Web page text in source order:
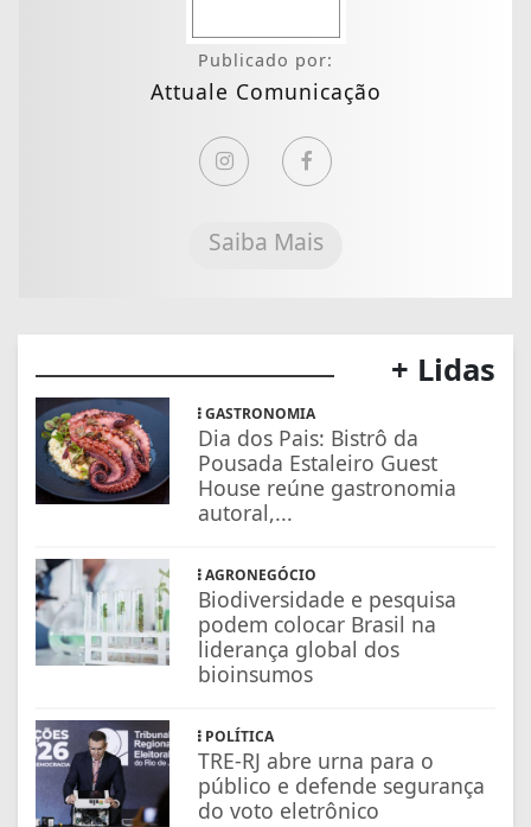
Publicado por:
Attuale Comunicação
Saiba Mais
+ Lidas
GASTRONOMIA
Dia dos Pais: Bistrô da
Pousada Estaleiro Guest
House reúne gastronomia
autoral,...
AGRONEGÓCIO
Biodiversidade e pesquisa
podem colocar Brasil na
liderança global dos
bioinsumos
POLÍTICA
TRE-RJ abre urna para o
público e defende segurança
do voto eletrônico